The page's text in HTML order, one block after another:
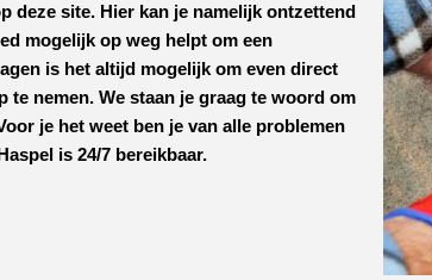
deze site. Hier kan je namelijk ontzettend
mogelijk op weg helpt om een
is het altijd mogelijk om even direct
te nemen. We staan je graag te woord om
je het weet ben je van alle problemen
is 24/7 bereikbaar.